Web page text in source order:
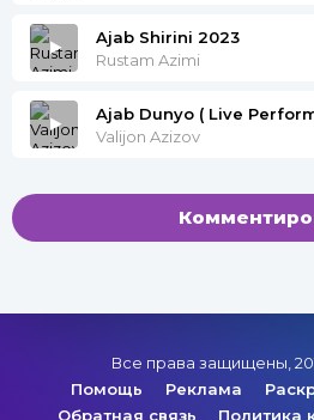
Ajab Shirini 2023
Rustam Azimi
Ajab Dunyo ( Live
Valijon Azizov
Все права защищены,
Помощь
Реклама
Обратная связь
Политика